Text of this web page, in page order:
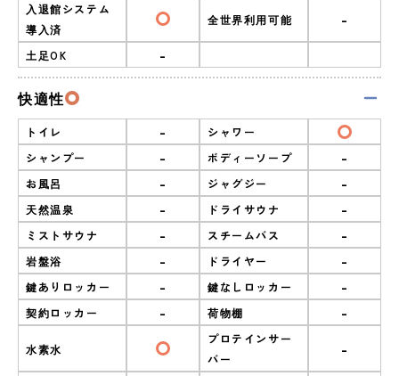
入退館システム
導入済
全世界利用可能 -
土足OK -
快適性
トイレ -
シャワー
シャンプー
- ボディーソープ -
お風呂 - ジャグジー -
天然温泉 - ドライサウナ -
ミストサウナ - スチームバス -
岩盤浴 - ドライヤー -
鍵ありロッカー - 鍵なしロッカー -
契約ロッカー - 荷物棚 -
水素水
プロテインサー
バー
-